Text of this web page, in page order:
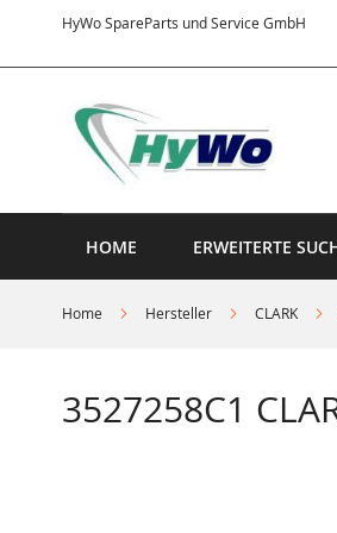
HyWo SpareParts und Service GmbH
HOME ERWEITERTE
Home Hersteller CLARK
3527258C1